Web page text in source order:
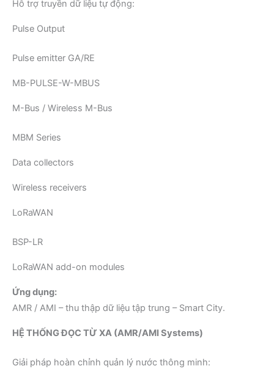
Hỗ trợ truyền dữ liệu tự động:
Pulse Output
Pulse emitter GA/RE
MB-PULSE-W-MBUS
M-Bus / Wireless M-Bus
MBM Series
Data collectors
Wireless receivers
LoRaWAN
BSP-LR
LoRaWAN add-on modules
Ứng dụng:
AMR / AMI – thu thập dữ liệu tập trung – Smart City.
HỆ THỐNG ĐỌC TỪ XA (AMR/AMI Systems)
Giải pháp hoàn chỉnh quản lý nước thông minh: